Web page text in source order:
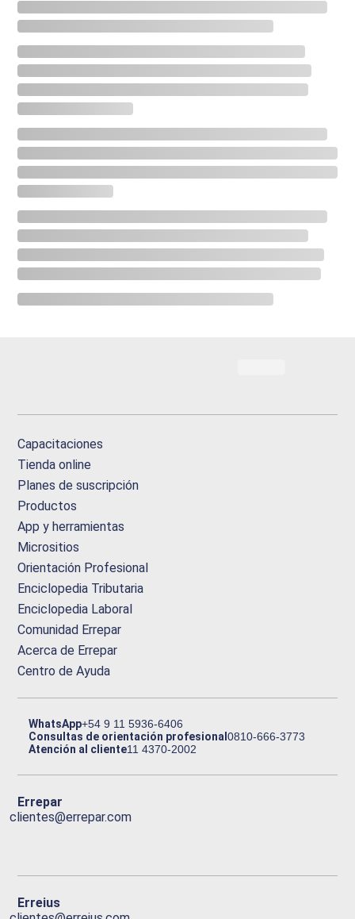
Capacitaciones
Tienda online
Planes de suscripción
Productos
App y herramientas
Micrositios
Orientación Profesional
Enciclopedia Tributaria
Enciclopedia Laboral
Comunidad Errepar
Acerca de Errepar
Centro de Ayuda
WhatsApp+54 9 11 5936-6406
Consultas de orientación profesional0810-666-3773
Atención al cliente11 4370-2002
Errepar
clientes@errepar.com
Erreius